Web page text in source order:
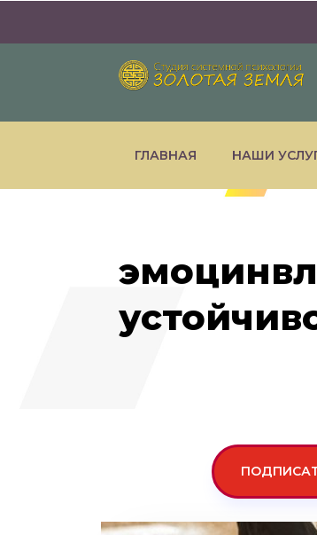
ГЛАВНАЯ НАШИ